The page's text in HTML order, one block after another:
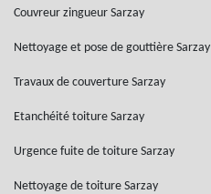
Couvreur zingueur Sarzay
Nettoyage et pose de gouttière Sarzay
Travaux de couverture Sarzay
Etanchéité toiture Sarzay
Urgence fuite de toiture Sarzay
Nettoyage de toiture Sarzay